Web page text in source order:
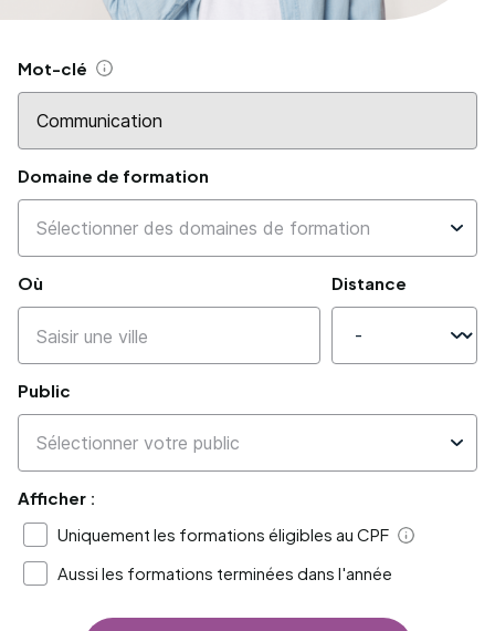
Mot-clé Aide
Domaine de formation
Où Distance
Public
Afficher :
Uniquement les formations éligibles au CPF
Aide
Aussi les formations terminées dans l'année